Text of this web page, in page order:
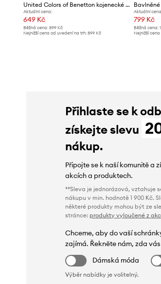
United Colors of Benetton kojenecké romper se lnem
Aktuální cena:
649 Kč
Běžná cena: 899 Kč
Nejnižší cena od uvedení na trh: 899 Kč
Aktuální
799 Kč
Běžná cena:
Nejnižší
Přihlaste se k
získejte slevu
nákup.
Připojte se k naší komunitě a
akcích a produktech.
**Sleva je jednorázová, vztahuje
nákupu v min. hodnotě 1 900 Kč.
některé produkty mohou být ze
stránce: produkty vyloučené z
Chceme, aby do vaší
zajímá. Řekněte nám, zda
Dámská móda
Výběr nabídky je volitelný.